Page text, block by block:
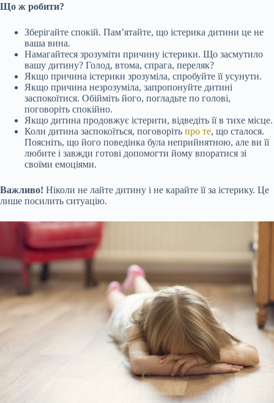
Що ж робити?
Зберігайте спокій. Пам’ятайте, що істерика дитини це не
ваша вина.
Намагайтеся зрозуміти причину істерики. Що засмутило
вашу дитину? Голод, втома, спрага, переляк?
Якщо причина істерики зрозуміла, спробуйте її усунути.
Якщо причина незрозуміла, запропонуйте дитині
заспокоїтися. Обійміть його, погладьте по голові,
поговоріть спокійно.
Якщо дитина продовжує істерити, відведіть її в тихе місце.
Коли дитина заспокоїться, поговоріть про те, що сталося.
Поясніть, що його поведінка була неприйнятною, але ви її
любите і завжди готові допомогти йому впоратися зі
своїми емоціями.
Важливо! Ніколи не лайте дитину і не карайте її за істерику. Це
лише посилить ситуацію.